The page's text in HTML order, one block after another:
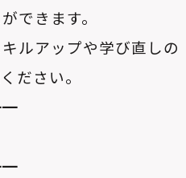
できます。
ルアップや学び直しの
ださい。